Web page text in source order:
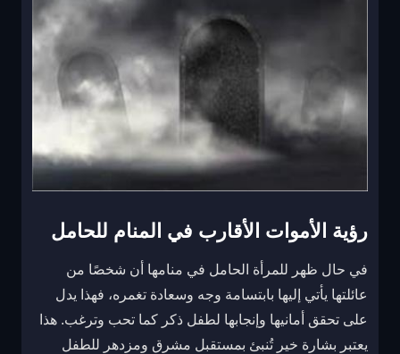
رؤية الأموات الأقارب في المنام للحامل
في حال ظهر للمرأة الحامل في منامها أن شخصًا من
عائلتها يأتي إليها بابتسامة وجه وسعادة تغمره، فهذا يدل
على تحقق أمانيها وإنجابها لطفل ذكر كما تحب وترغب. هذا
يعتبر بشارة خير تُنبئ بمستقبل مشرق ومزدهر للطفل